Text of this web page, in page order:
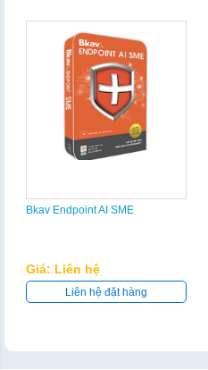
Bkav Endpoint AI SME
Giá: Liên hệ
Liên hệ đặt hàng